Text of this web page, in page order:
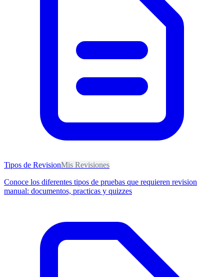
Tipos de RevisionMis Revisiones
Conoce los diferentes tipos de pruebas que requieren revision
manual: documentos, practicas y quizzes